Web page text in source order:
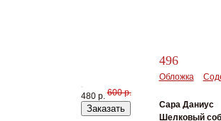
480 р.600 р.
Заказать
496
Обложка
Сара Даниус
Шелковый